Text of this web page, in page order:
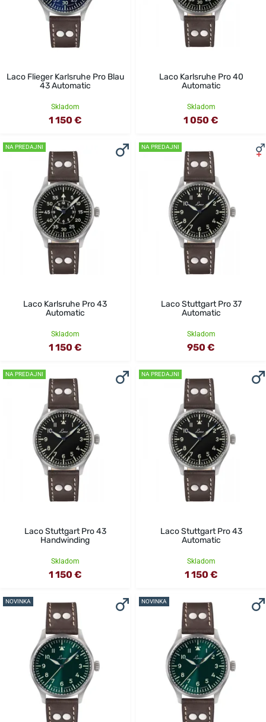
Laco Flieger Karlsruhe Pro Blau
43 Automatic
Skladom
1 150 €
Laco Karlsruhe Pro 40
Automatic
Skladom
1 050 €
NA PREDAJNI
Laco Karlsruhe Pro 43
Automatic
Skladom
1 150 €
NA PREDAJNI
Laco Stuttgart Pro 37
Automatic
Skladom
950 €
NA PREDAJNI
Laco Stuttgart Pro 43
Handwinding
Skladom
1 150 €
NA PREDAJNI
Laco Stuttgart Pro 43
Automatic
Skladom
1 150 €
NOVINKA NOVINKA